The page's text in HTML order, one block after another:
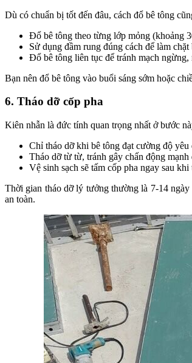
Dù có chuẩn bị tốt đến đâu, cách đổ bê tông
Đổ bê tông theo từng lớp mỏng (khoảng
Sử dụng đầm rung đúng cách để làm
Đổ bê tông liên tục để tránh mạch
Bạn nên đổ bê tông vào buổi sáng sớm hoặc
6. Tháo dỡ cốp pha
Kiên nhẫn là đức tính quan trọng nhất ở bước
Chỉ tháo dỡ khi bê tông đạt cường độ
Tháo dỡ từ từ, tránh gây chấn động mạnh
Vệ sinh sạch sẽ tấm cốp pha ngay sau
Thời gian tháo dỡ lý tưởng thường là 7-14
an toàn.